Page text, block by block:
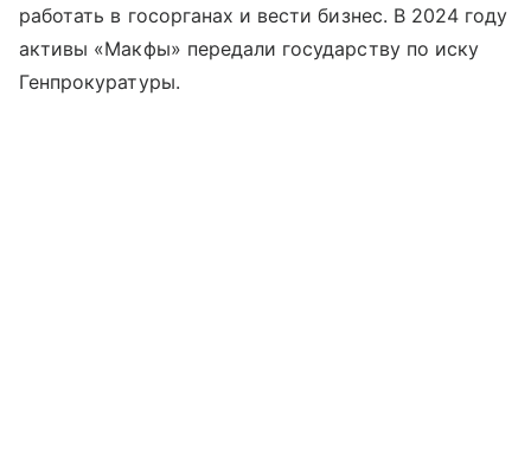
работать в госорганах и вести бизнес. В 2024 году
активы «Макфы» передали государству по иску
Генпрокуратуры.